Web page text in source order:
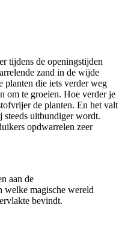
tijdens de openingstijden
zand in de wijde
planten die iets verder weg
om te groeien. Hoe verder je
de planten. En het valt
steeds uitbundiger wordt.
opdwarrelen zeer
aan de
welke magische wereld
bevindt.